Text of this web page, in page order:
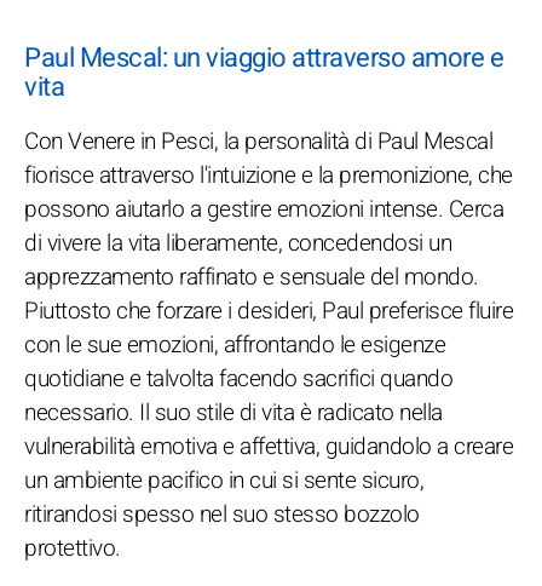
Paul Mescal: un viaggio attraverso amore e
vita
Con Venere in Pesci, la personalità di Paul Mescal
fiorisce attraverso l'intuizione e la premonizione, che
possono aiutarlo a gestire emozioni intense. Cerca
di vivere la vita liberamente, concedendosi un
apprezzamento raffinato e sensuale del mondo.
Piuttosto che forzare i desideri, Paul preferisce fluire
con le sue emozioni, affrontando le esigenze
quotidiane e talvolta facendo sacrifici quando
necessario. Il suo stile di vita è radicato nella
vulnerabilità emotiva e affettiva, guidandolo a creare
un ambiente pacifico in cui si sente sicuro,
ritirandosi spesso nel suo stesso bozzolo
protettivo.